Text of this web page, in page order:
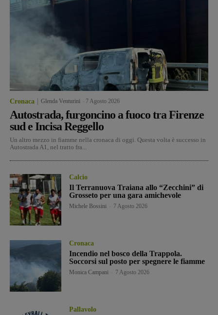
Cronaca Glenda Venturini 7 Agosto 2026
Autostrada, furgoncino a fuoco tra Firenze
sud e Incisa Reggello
Un altro mezzo in fiamme nella cronaca di oggi. Questa volta è successo in
Autostrada A1, nel tratto fra...
Calcio
Il Terranuova Traiana allo “Zecchini” di
Grosseto per una gara amichevole
Michele Bossini 7 Agosto 2026
Cronaca
Incendio nel bosco della Trappola.
Soccorsi sul posto per spegnere le fiamme
Monica Campani 7 Agosto 2026
Pallavolo